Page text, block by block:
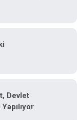
Devlet